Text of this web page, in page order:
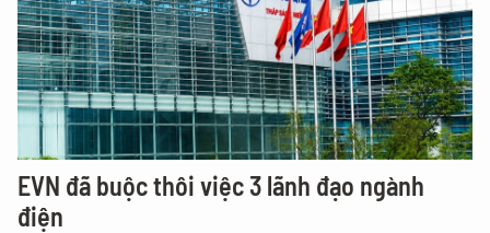
EVN đã buộc thôi việc 3 lãnh đạo ngành
điện